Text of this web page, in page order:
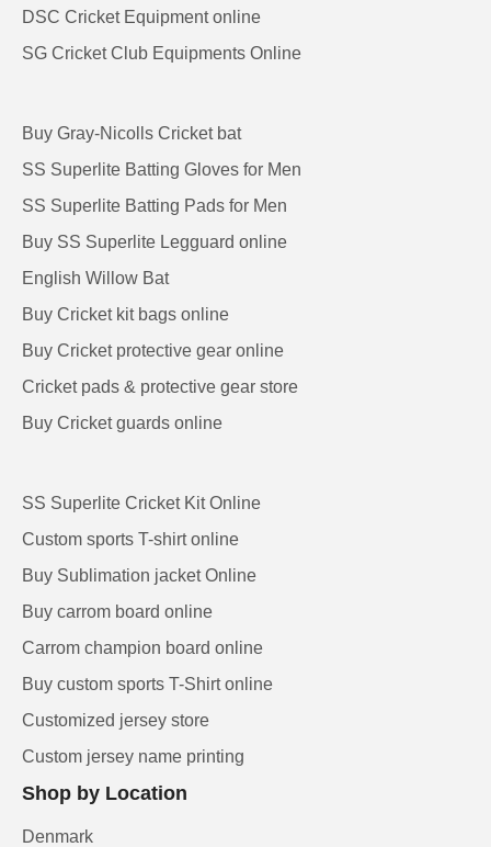
DSC Cricket Equipment online
SG Cricket Club Equipments Online
Buy Gray-Nicolls Cricket bat
SS Superlite Batting Gloves for Men
SS Superlite Batting Pads for Men
Buy SS Superlite Legguard online
English Willow Bat
Buy Cricket kit bags online
Buy Cricket protective gear online
Cricket pads & protective gear store
Buy Cricket guards online
SS Superlite Cricket Kit Online
Custom sports T-shirt online
Buy Sublimation jacket Online
Buy carrom board online
Carrom champion board online
Buy custom sports T-Shirt online
Customized jersey store
Custom jersey name printing
Shop by Location
Denmark